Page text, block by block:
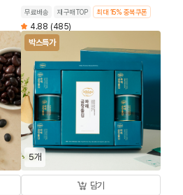
무료배송 재구매TOP 최대 15% 중복쿠폰
4.88 (485)
박스특가
5개
담기